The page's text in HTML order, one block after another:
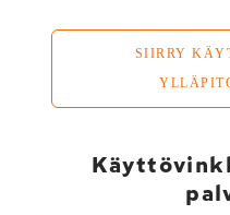
SIIRRY